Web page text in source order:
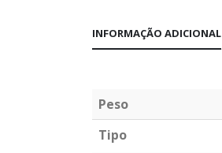
INFORMAÇÃO ADICIONAL
Peso
Tipo